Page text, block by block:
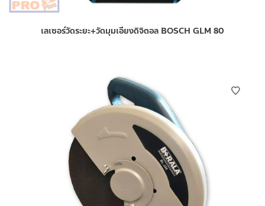
เลเซอร์วัดระยะ+วัดมุมเอียงดิจิตอล BOSCH GLM 80